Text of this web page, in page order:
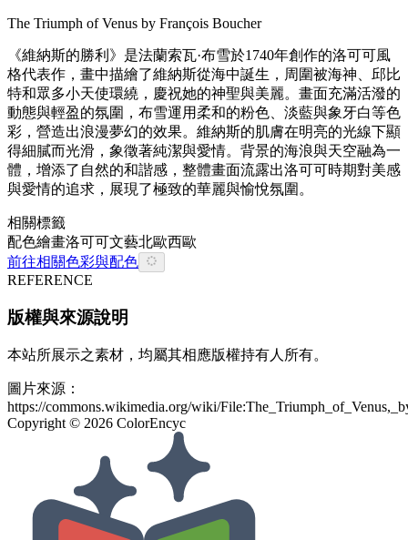
The Triumph of Venus by François Boucher
《維納斯的勝利》是法蘭索瓦·布雪於1740年創作的洛可可風
格代表作，畫中描繪了維納斯從海中誕生，周圍被海神、邱比
特和眾多小天使環繞，慶祝她的神聖與美麗。畫面充滿活潑的
動態與輕盈的氛圍，布雪運用柔和的粉色、淡藍與象牙白等色
彩，營造出浪漫夢幻的效果。維納斯的肌膚在明亮的光線下顯
得細膩而光滑，象徵著純潔與愛情。背景的海浪與天空融為一
體，增添了自然的和諧感，整體畫面流露出洛可可時期對美感
與愛情的追求，展現了極致的華麗與愉悅氛圍。
相關標籤
配色繪畫洛可可文藝北歐西歐
前往相關色彩與配色
REFERENCE
版權與來源說明
本站所展示之素材，均屬其相應版權持有人所有。
圖片來源：
https://commons.wikimedia.org/wiki/
Copyright © 2026 ColorEncyc